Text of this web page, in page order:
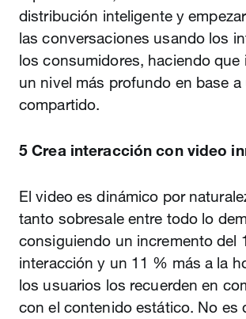
distribución inteligente y
las conversaciones usando los
los consumidores, haciendo que
un nivel más profundo en base a
compartido.
5 Crea interacción con video
El video es dinámico por
tanto sobresale entre todo lo
consiguiendo un incremento del
interacción y un 11 % más a la
los usuarios los recuerden en
con el contenido estático. No es